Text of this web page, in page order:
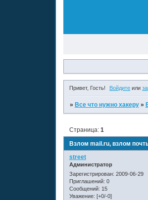
Привет, Гость! Войдите или
» Все что нужно хакеру »
Взлом mail.ru, взлом
Страница: 1
street
Администратор
Зарегистрирован: 2009-06-29
Приглашений: 0
Сообщений: 15
Уважение: [+0/-0]